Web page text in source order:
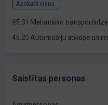
Apskatīt visus
95.31 Mehānisko
45.20 Automobiļu apkope un
Saistītas personas